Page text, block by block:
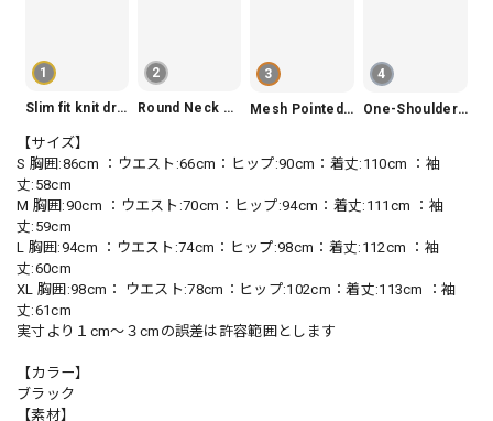
1
Slim fit knit dress(3color) V1330
2
Round Neck Tiered Sleeveless Dress V2290
3
Mesh Pointed Toe Pumps V165
4
One-Shoulder Slim-Fit Flattering Mermaid Skirt Dress V2295
【サイズ】
S 胸囲:86cm ：ウエスト:66cm：ヒップ:90cm：着丈:110cm ：袖
丈:58cm
M 胸囲:90cm ：ウエスト:70cm：ヒップ:94cm：着丈:111cm ：袖
丈:59cm
L 胸囲:94cm ：ウエスト:74cm：ヒップ:98cm：着丈:112cm ：袖
丈:60cm
XL 胸囲:98cm： ウエスト:78cm：ヒップ:102cm：着丈:113cm ：袖
丈:61cm
実寸より１cm〜３cmの誤差は許容範囲とします
【カラー】
ブラック
【素材】